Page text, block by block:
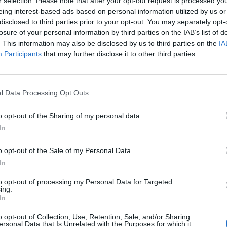
interest-based ads based on personal information utilized by us
to third parties prior to your opt-out. You may separately
of your personal information by third parties on the IAB’s list of
This information may also be disclosed by us to third parties on the
Participants that may further disclose it to other third parties.
Data Processing Opt Outs
opt-out of the Sharing of my personal data.
opt-out of the Sale of my Personal Data.
opt-out of processing my Personal Data for Targeted
opt-out of Collection, Use, Retention, Sale, and/or Sharing
Data that Is Unrelated with the Purposes for which it
prozorni prenosniki ... oglejte si
Kitajskem, ki so leta 2024pritegnile svetovno
xinhua.mp4